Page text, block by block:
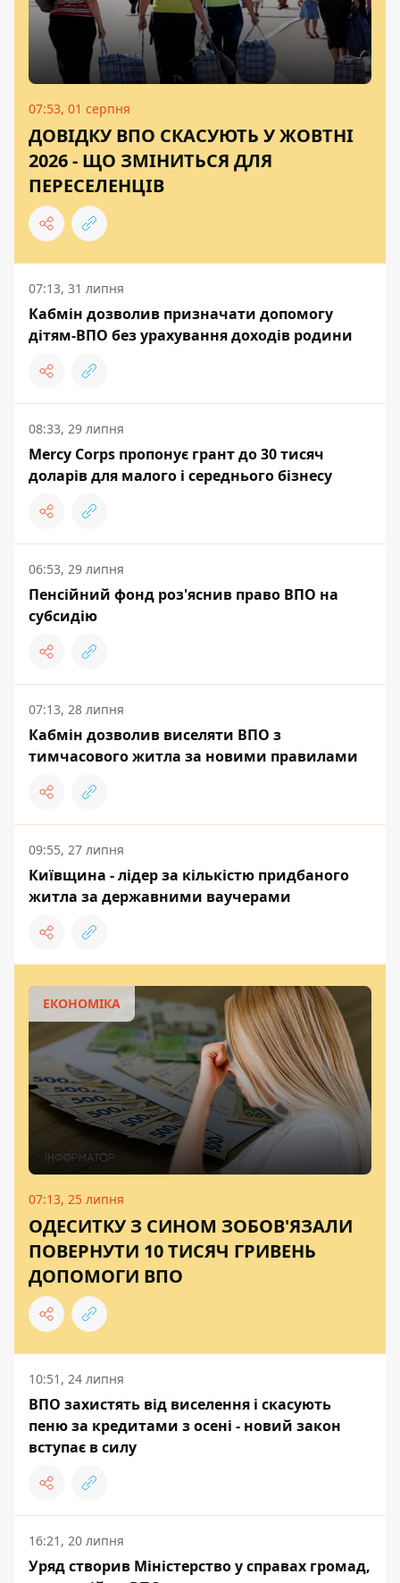
07:53, 01 серпня
ДОВІДКУ ВПО СКАСУЮТЬ У ЖОВТНІ
2026 - ЩО ЗМІНИТЬСЯ ДЛЯ
ПЕРЕСЕЛЕНЦІВ
07:13, 31 липня
Кабмін дозволив призначати допомогу
дітям-ВПО без урахування доходів родини
08:33, 29 липня
Mercy Corps пропонує грант до 30 тисяч
доларів для малого і середнього бізнесу
06:53, 29 липня
Пенсійний фонд роз'яснив право ВПО на
субсидію
07:13, 28 липня
Кабмін дозволив виселяти ВПО з
тимчасового житла за новими правилами
09:55, 27 липня
Київщина - лідер за кількістю придбаного
житла за державними ваучерами
ЕКОНОМІКА
07:13, 25 липня
ОДЕСИТКУ З СИНОМ ЗОБОВ'ЯЗАЛИ
ПОВЕРНУТИ 10 ТИСЯЧ ГРИВЕНЬ
ДОПОМОГИ ВПО
10:51, 24 липня
ВПО захистять від виселення і скасують
пеню за кредитами з осені - новий закон
вступає в силу
16:21, 20 липня
Уряд створив Міністерство у справах громад,